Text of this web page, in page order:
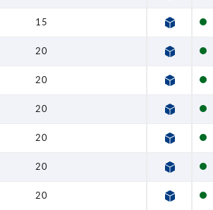
15
20
20
20
20
20
20